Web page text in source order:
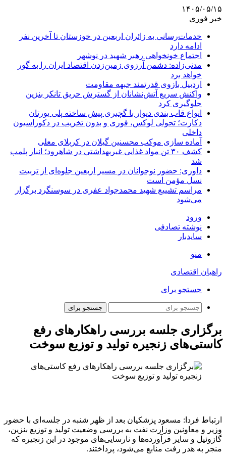
۱۴۰۵/۰۵/۱۵
خبر فوری
خدمات‌رسانی به زائران اربعین در خوزستان تا آخرین نفر
ادامه دارد
اجتماع خونخواهی رهبر شهید در نوشهر
مدنی‌زاده: دشمن آرزوی زمین‌زدن اقتصاد ایران را به گور
خواهد برد
اردبیل بازوی قدرتمند جبهه مقاومت
واکنش سریع آتش‌نشانان از گسترش حریق تانکر بنزین
جلوگیری کرد
انواع قاب بندی دیوار با گچبری پیش ساخته پلی یورتان
دکارت؛ تحولی لوکس، فوری و بدون تخریب در دکوراسیون
داخلی
آماده سازی موکب محسنین گیلان در کربلای معلی
کشف ۳۰ تن مواد غذایی غیربهداشتی در شاهرود؛ انبار پلمب
شد
داوری: حضور نوجوانان در مسیر اربعین جلوه‌ای از تربیت
نسل مؤمن است
مراسم تشییع شهید محمدجواد عفری در سوسنگرد برگزار
می‌شود
ورود
نوشته تصادفی
سایدبار
منو
راهیان اقتصادی
جستجو برای
جستجو برای
برگزاری جلسه بررسی راهکارهای رفع
کاستی‌های زنجیره تولید و توزیع سوخت
ارتباط فردا: مسعود پزشکیان بعد از ظهر شنبه در جلسه‌ای با حضور
وزیر و معاونین وزارت نفت به بررسی وضعیت تولید و توزیع بنزین،
گازوئیل و سایر فرآورده‌ها و نارسایی‌های موجود در این زنجیره که
منجر به هدر رفت منابع می‌شود، پرداختند.